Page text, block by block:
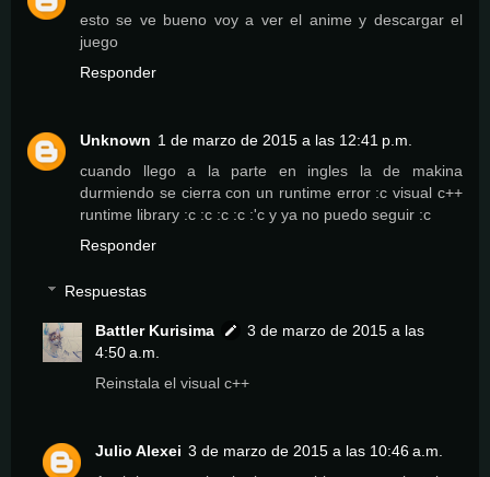
esto se ve bueno voy a ver el anime y descargar el
juego
Responder
Unknown 1 de marzo de 2015 a las 12:41 p.m.
cuando llego a la parte en ingles la de makina
durmiendo se cierra con un runtime error :c visual c++
runtime library :c :c :c :c :'c y ya no puedo seguir :c
Responder
Respuestas
Battler Kurisima
3 de marzo de 2015 a las
4:50 a.m.
Reinstala el visual c++
Julio Alexei 3 de marzo de 2015 a las 10:46 a.m.